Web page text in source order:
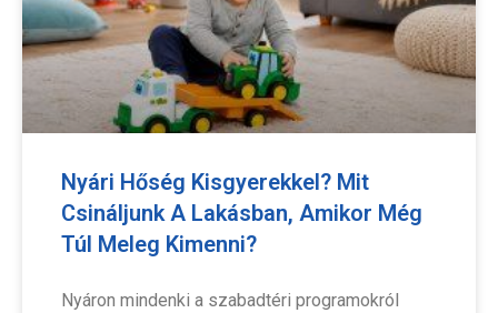
Nyári Hőség Kisgyerekkel? Mit
Csináljunk A Lakásban, Amikor Még
Túl Meleg Kimenni?
Nyáron mindenki a szabadtéri programokról